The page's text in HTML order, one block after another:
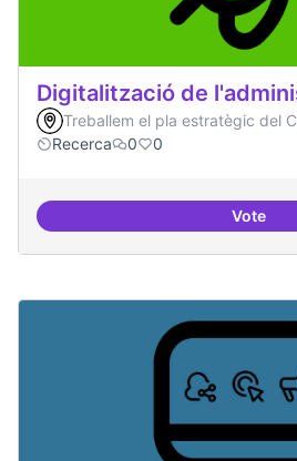
Digitalització de
Treballem el pla estratègic del
Recerca
0 0
Vote